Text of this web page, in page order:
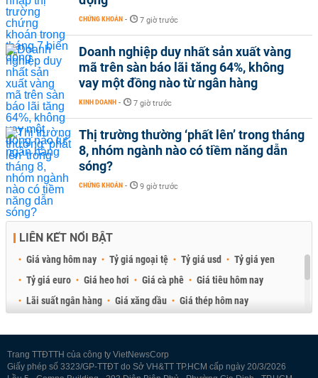
CHỨNG KHOÁN - 7 giờ trước
Doanh nghiệp duy nhất sản xuất vàng
mã trên sàn báo lãi tăng 64%, không
vay một đồng nào từ ngân hàng
KINH DOANH - 7 giờ trước
Thị trường thường ‘phất lên’ trong tháng
8, nhóm ngành nào có tiềm năng dẫn
sóng?
CHỨNG KHOÁN - 9 giờ trước
LIÊN KẾT NỔI BẬT
Giá vàng hôm nay Tỷ giá ngoại tệ Tỷ giá usd
Tỷ giá yen
Tỷ giá euro
Giá heo hơi Giá cà phê
Giá tiêu hôm nay
Lãi suất ngân hàng
Giá xăng dầu
Giá thép hôm nay
Trang TTĐTTH của công ty VietNewsCorp
Giấy phép số 3323/GP-TTĐT do Sở VH&TT TP.HCM cấp ngày 20/3/2026